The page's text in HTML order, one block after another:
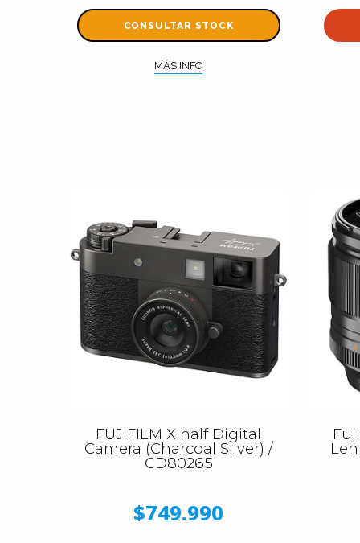
CONSULTAR STOCK
MÁS INFO
FUJIFILM X half Digital
Camera (Charcoal Silver) /
CD80265
$749.990